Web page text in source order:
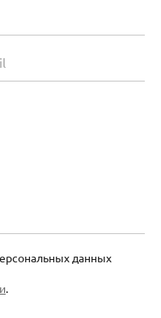
данных
.